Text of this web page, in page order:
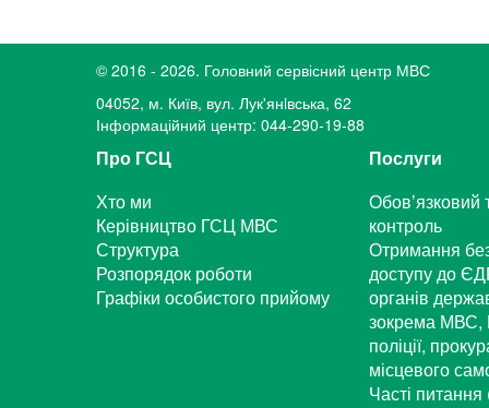
© 2016 - 2026. Головний сервісний центр МВС
04052, м. Київ, вул. Лук'янiвська, 62
Інформаційний центр: 044-290-19-88
Про ГСЦ
Хто ми
Керівництво ГСЦ МВС
Структура
Розпорядок роботи
Графіки особистого прийому
Послуги
Обов’язковий
контроль
Отримання
доступу до
органів
зокрема МВС,
поліції,
місцевого
Часті питання